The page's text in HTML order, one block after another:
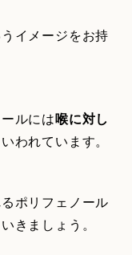
イメージをお持
ルには喉に対し
われています。
ポリフェノール
きましょう。